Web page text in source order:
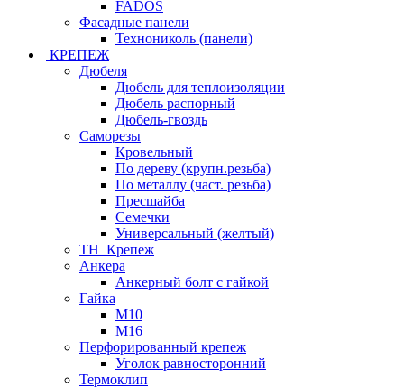
FADOS
Фасадные панели
Технониколь (панели)
КРЕПЕЖ
Дюбеля
Дюбель для теплоизоляции
Дюбель распорный
Дюбель-гвоздь
Саморезы
Кровельный
По дереву (крупн.резьба)
По металлу (част. резьба)
Пресшайба
Семечки
Универсальный (желтый)
ТН_Крепеж
Анкера
Анкерный болт с гайкой
Гайка
М10
М16
Перфорированный крепеж
Уголок равносторонний
Термоклип